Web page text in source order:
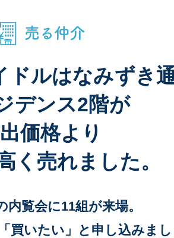
ドルはなみずき
デンス2階が
価格より
く売れました。
内覧会に11組が来場。
買いたい」と申し込みまし